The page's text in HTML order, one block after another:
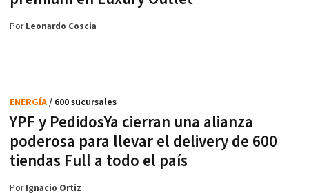
PorLeonardo Coscia
YPF y PedidosYa cierran una alianza
poderosa para llevar el delivery de 600
tiendas Full a todo el país
ENERGÍA/ 600 sucursales
PorIgnacio Ortiz